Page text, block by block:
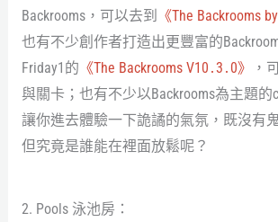
Backrooms，可以去到
《The Backrooms
也有不少創作者打造出更豐富的
Friday1的 《The Backrooms V10․3․0》
，
與關卡；也有不少以Backrooms為主題的
讓你進去體驗一下詭譎的氣氛，既沒有
但究竟是誰能在裡面放鬆呢？
2. Pools 泳池房：